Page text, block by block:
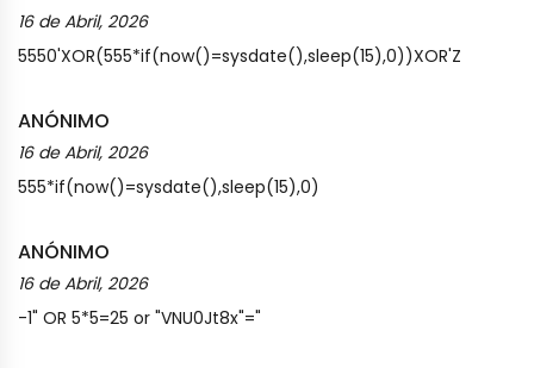
16 de Abril, 2026
5550'XOR(555*if(now()=sysdate(),sleep(15),0))XOR'Z
ANÓNIMO
16 de Abril, 2026
555*if(now()=sysdate(),sleep(15),0)
ANÓNIMO
16 de Abril, 2026
-1" OR 5*5=25 or "VNU0Jt8x"="